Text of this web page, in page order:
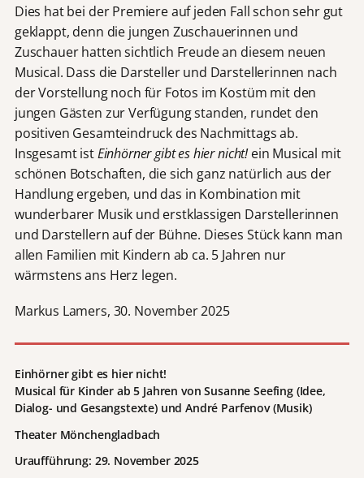
Dies hat bei der Premiere auf jeden Fall schon sehr gut
geklappt, denn die jungen Zuschauerinnen und
Zuschauer hatten sichtlich Freude an diesem neuen
Musical. Dass die Darsteller und Darstellerinnen nach
der Vorstellung noch für Fotos im Kostüm mit den
jungen Gästen zur Verfügung standen, rundet den
positiven Gesamteindruck des Nachmittags ab.
Insgesamt istEinhörner gibt es hier nicht!ein Musical mit
schönen Botschaften, die sich ganz natürlich aus der
Handlung ergeben, und das in Kombination mit
wunderbarer Musik und erstklassigen Darstellerinnen
und Darstellern auf der Bühne. Dieses Stück kann man
allen Familien mit Kindern ab ca. 5 Jahren nur
wärmstens ans Herz legen.
Markus Lamers, 30. November 2025
Einhörner gibt es hier nicht!
Musical für Kinder ab 5 Jahren von Susanne Seefing (Idee,
Dialog- und Gesangstexte) und André Parfenov (Musik)
Theater Mönchengladbach
Uraufführung: 29. November 2025